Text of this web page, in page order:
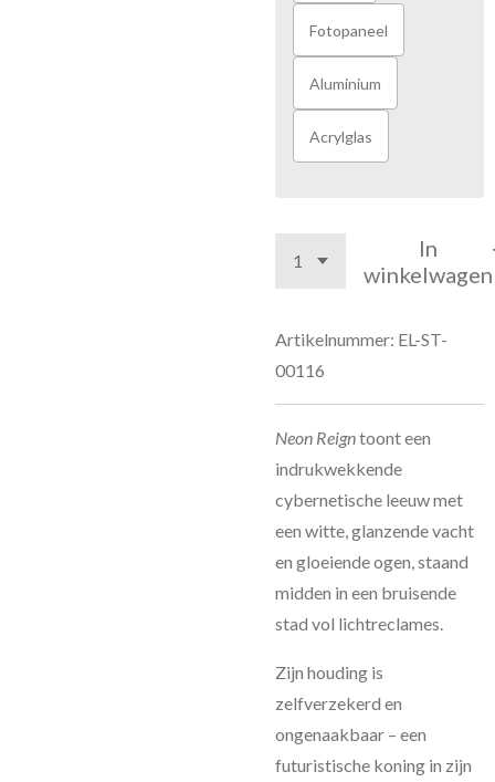
Fotopaneel
Aluminium
Acrylglas
In
winkelwagen
Artikelnummer: EL-ST-
00116
Neon Reigntoont een
indrukwekkende
cybernetische leeuw met
een witte, glanzende vacht
en gloeiende ogen, staand
midden in een bruisende
stad vol lichtreclames.
Zijn houding is
zelfverzekerd en
ongenaakbaar – een
futuristische koning in zijn